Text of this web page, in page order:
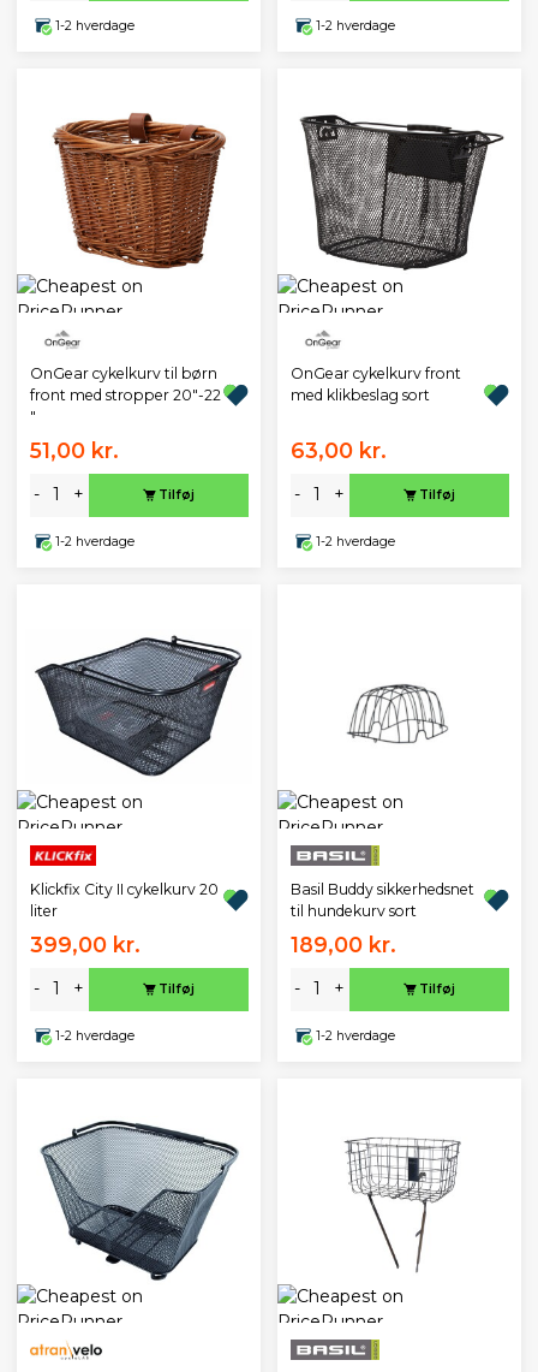
1-2 hverdage 1-2 hverdage
OnGear cykelkurv til børn
front med stropper 20"-22
"
51,00 kr.
- + Tilføj
1-2 hverdage
OnGear cykelkurv front
med klikbeslag sort
63,00 kr.
- + Tilføj
1-2 hverdage
Klickfix City II cykelkurv 20
liter
399,00 kr.
- + Tilføj
1-2 hverdage
Basil Buddy sikkerhedsnet
til hundekurv sort
189,00 kr.
- + Tilføj
1-2 hverdage